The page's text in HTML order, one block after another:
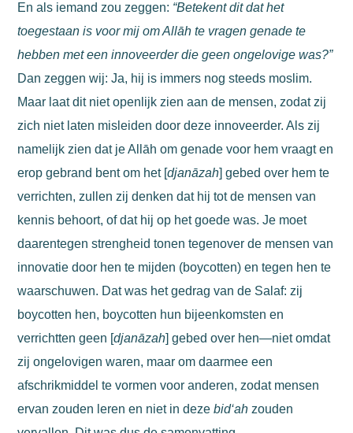
En als iemand zou zeggen: “Betekent dit dat het
toegestaan is voor mij om Allāh te vragen genade te
hebben met een innoveerder die geen ongelovige was?”
Dan zeggen wij: Ja, hij is immers nog steeds moslim.
Maar laat dit niet openlijk zien aan de mensen, zodat zij
zich niet laten misleiden door deze innoveerder. Als zij
namelijk zien dat je Allāh om genade voor hem vraagt en
erop gebrand bent om het [djanāzah ] gebed over hem te
verrichten, zullen zij denken dat hij tot de mensen van
kennis behoort, of dat hij op het goede was.Je moet
daarentegen strengheid tonen tegenover de mensen van
innovatie door hen te mijden (boycotten) en tegen hen te
waarschuwen. Dat was het gedrag van de Salaf: zij
boycotten hen, boycotten hun bijeenkomsten en
verrichtten geen [djanāzah ] gebed over hen—niet omdat
zij ongelovigen waren, maar om daarmee een
afschrikmiddel te vormen voor anderen, zodat mensen
ervan zouden leren en niet in dezebid‘ah zouden